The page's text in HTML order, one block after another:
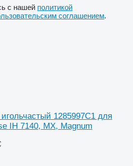
с нашей политикой
соглашением.
1285997C1 для
IH 7140, MX, Magnum